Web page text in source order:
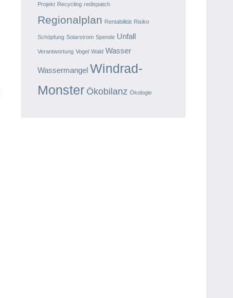
Projekt Recycling redispatch
Regionalplan Rentabilität Risiko
Schöpfung Solarstrom Spende Unfall
Verantwortung Vogel Wald Wasser
Wassermangel Windrad-
Monster Ökobilanz Ökologie